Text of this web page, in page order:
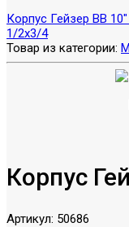
Корпус Гейзер ВВ
1/2х3/4
Товар из категории:
Корпус
Артикул: 50686